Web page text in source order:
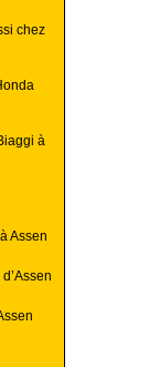
chez
à
Assen